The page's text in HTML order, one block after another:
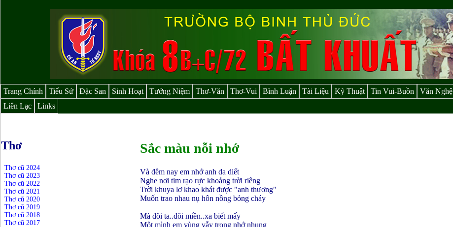
Trang Chính Tiểu Sử Đặc San Sinh Hoạt Tưởng Niệm Thơ-Văn Thơ-Vui Bình Luận Tài Liệu Kỹ Thuật Tin Vui-Buồn Văn Nghệ
Liên Lạc
Links
Thơ
Thơ cũ 2024
Thơ cũ 2023
Thơ cũ 2022
Thơ cũ 2021
Thơ cũ 2020
Thơ cũ 2019
Thơ cũ 2018
Thơ cũ 2017
Sắc màu nỗi nhớ
Và đêm nay em nhớ anh da diết
Nghe nơi tim rạo rực khoảng trời riêng
Trời khuya lơ khao khát được "anh thương"
Muốn trao nhau nụ hôn nồng bỏng cháy
Mà đôi ta..đôi miền..xa biết mấy
Một mình em vùng vẫy trong nhớ nhung